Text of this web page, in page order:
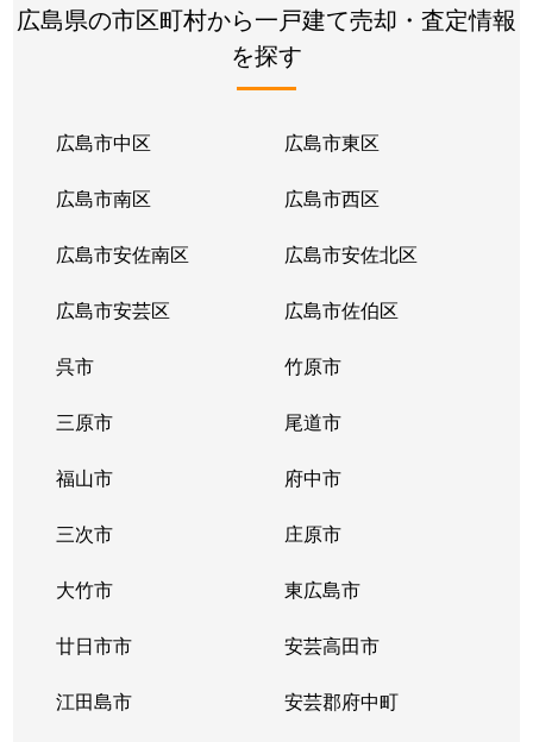
広島県の市区町村から一戸建て売却・査定情報
を探す
広島市中区 広島市東区
広島市南区 広島市西区
広島市安佐南区 広島市安佐北区
広島市安芸区 広島市佐伯区
呉市 竹原市
三原市 尾道市
福山市 府中市
三次市 庄原市
大竹市 東広島市
廿日市市 安芸高田市
江田島市 安芸郡府中町